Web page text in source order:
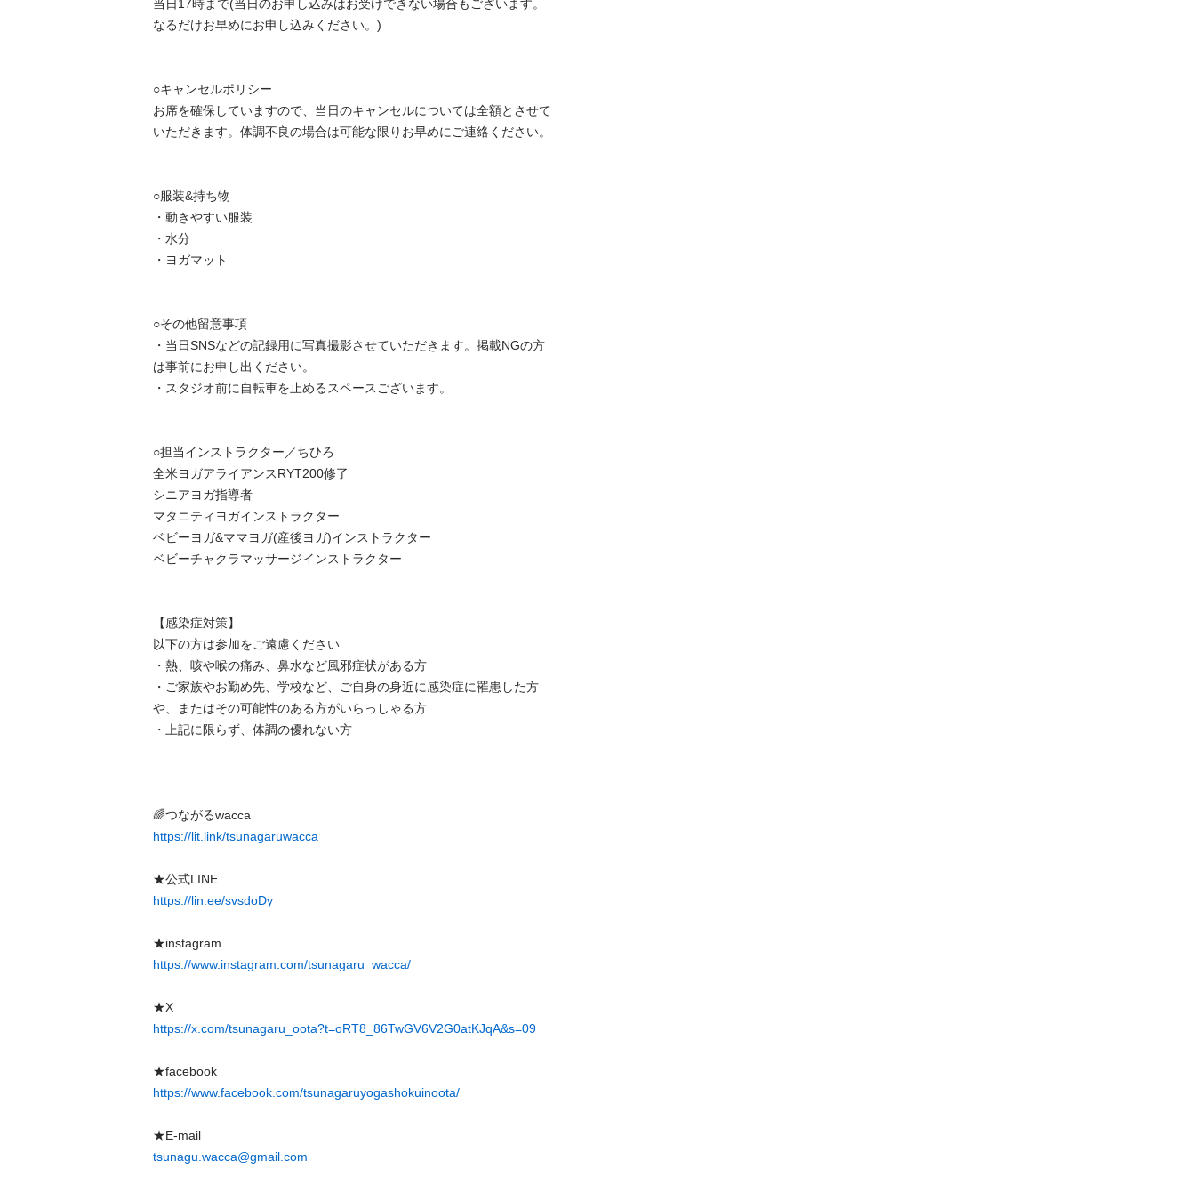
当日17時まで(当日のお申し込みはお受けできない場合もございます。
なるだけお早めにお申し込みください。)
○キャンセルポリシー
お席を確保していますので、当日のキャンセルについては全額とさせて
いただきます。体調不良の場合は可能な限りお早めにご連絡ください。
○服装&持ち物
・動きやすい服装
・水分
・ヨガマット
○その他留意事項
・当日SNSなどの記録用に写真撮影させていただきます。掲載NGの方
は事前にお申し出ください。
・スタジオ前に自転車を止めるスペースございます。
○担当インストラクター／ちひろ
全米ヨガアライアンスRYT200修了
シニアヨガ指導者
マタニティヨガインストラクター
ベビーヨガ&ママヨガ(産後ヨガ)インストラクター
ベビーチャクラマッサージインストラクター
【感染症対策】
以下の方は参加をご遠慮ください
・熱、咳や喉の痛み、鼻水など風邪症状がある方
・ご家族やお勤め先、学校など、ご自身の身近に感染症に罹患した方
や、またはその可能性のある方がいらっしゃる方
・上記に限らず、体調の優れない方
https://lit.link/tsunagaruwacca
https://lin.ee/svsdoDy
https://www.instagram.com/tsunagaru_wacca/
https://x.com/tsunagaru_oota?t=oRT8_86TwGV6V2G0atKJqA&s=09
https://www.facebook.com/tsunagaruyogashokuinoota/
tsunagu.wacca@gmail.com